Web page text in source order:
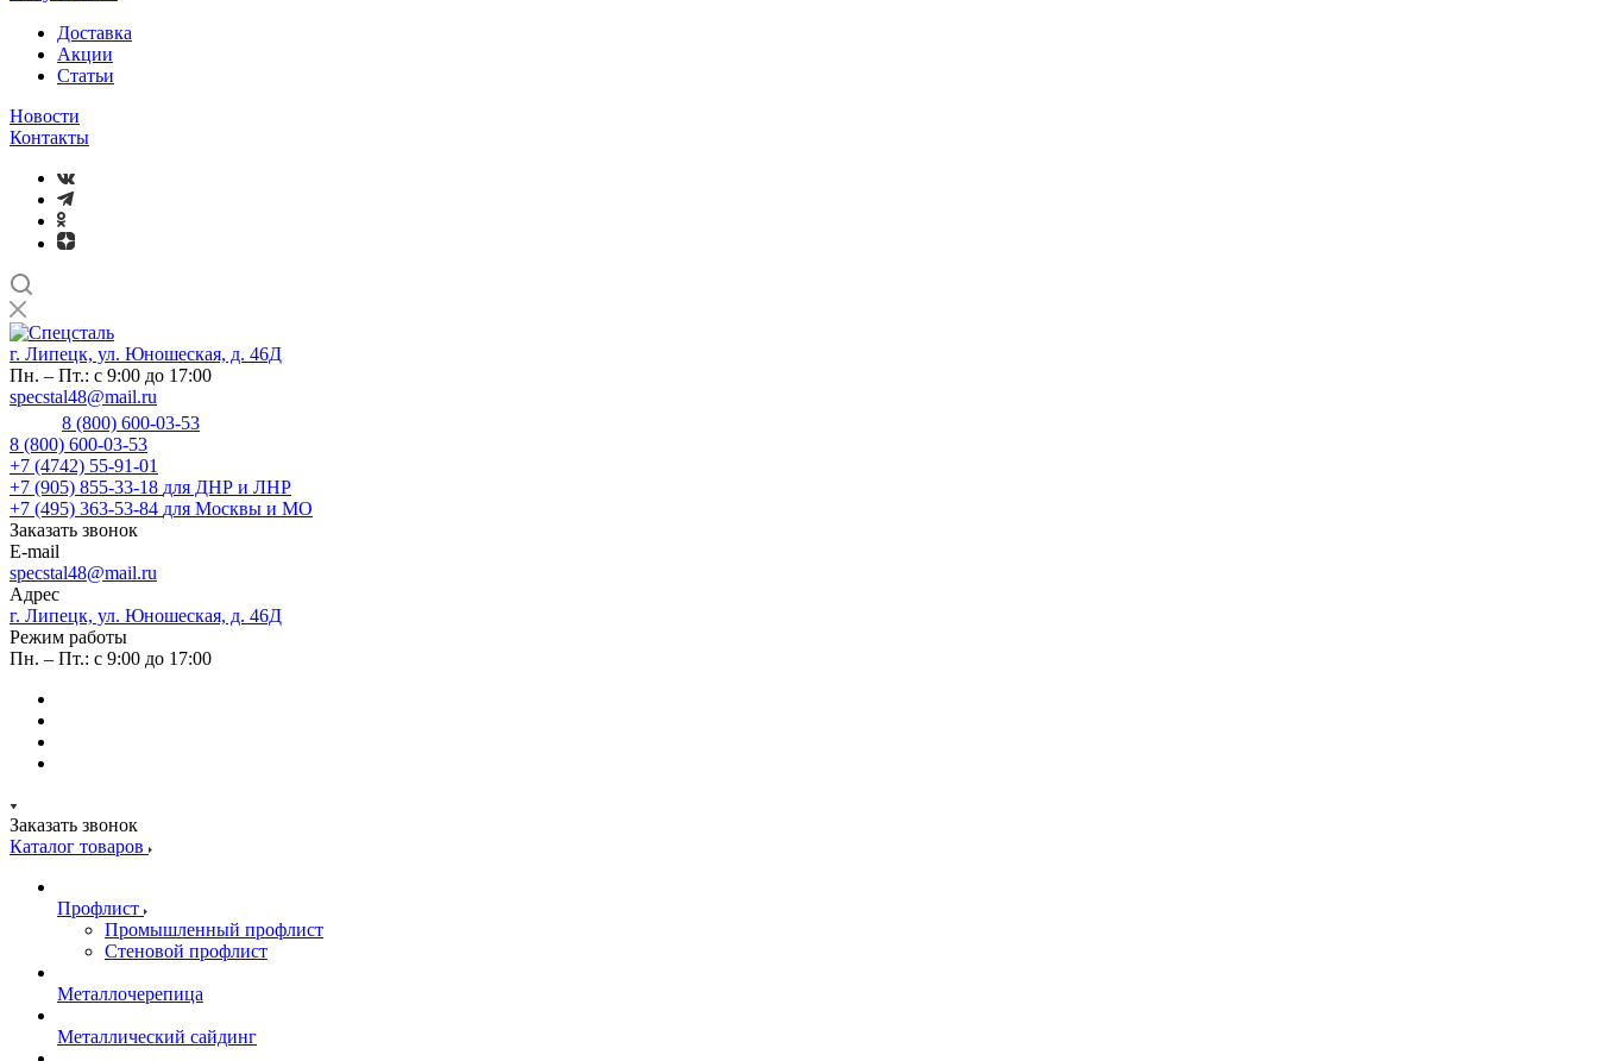
Доставка
Акции
Статьи
Новости
Контакты
г. Липецк, ул. Юношеская, д. 46Д
Пн. – Пт.: с 9:00 до 17:00
specstal48@mail.ru
8 (800) 600-03-53
8 (800) 600-03-53
+7 (4742) 55-91-01
+7 (905) 855-33-18 для ДНР и ЛНР
+7 (495) 363-53-84 для Москвы и МО
Заказать звонок
E-mail
specstal48@mail.ru
Адрес
г. Липецк, ул. Юношеская, д. 46Д
Режим работы
Пн. – Пт.: с 9:00 до 17:00
Заказать звонок
Каталог товаров
Профлист
Промышленный профлист
Стеновой профлист
Металлочерепица
Металлический сайдинг